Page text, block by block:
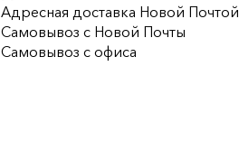
Адресная доставка Новой Почтой
Самовывоз с Новой Почты
Самовывоз с офиса